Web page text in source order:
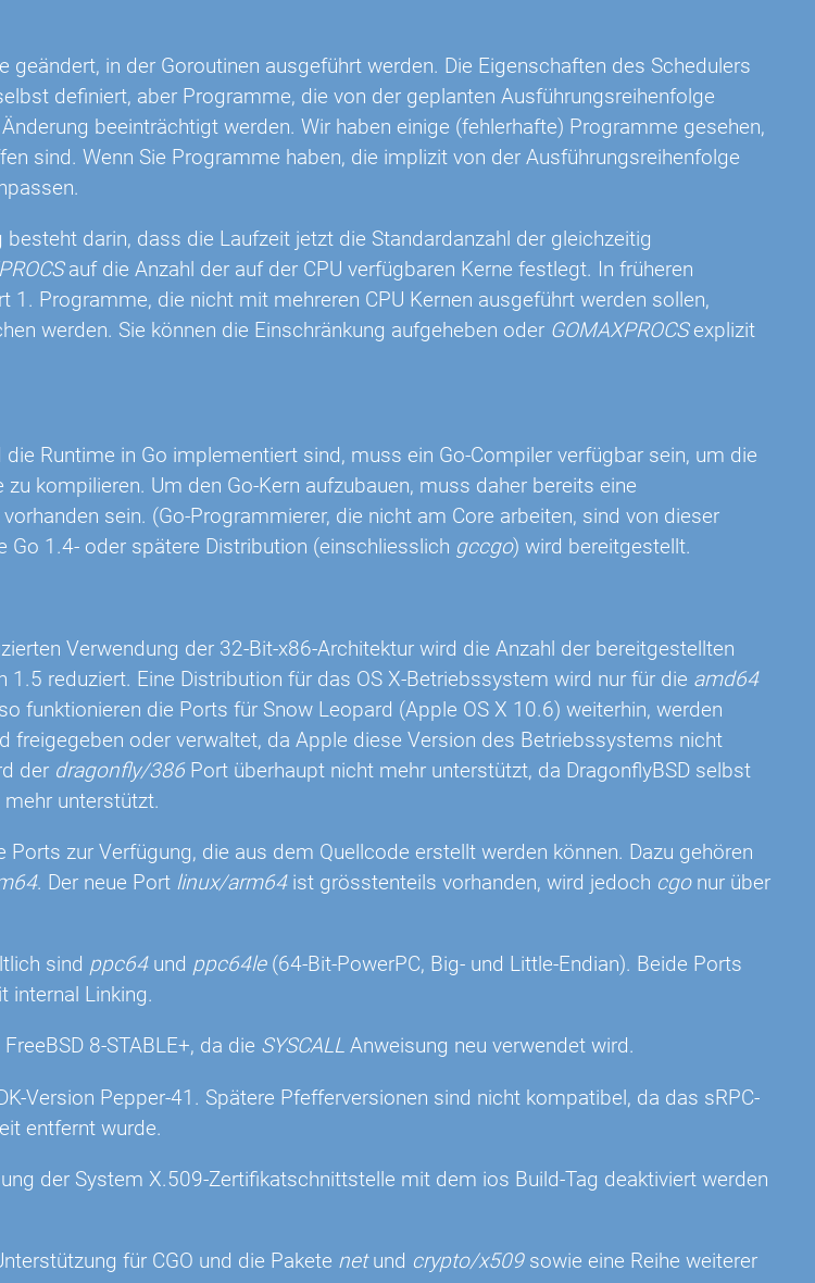
geändert, in der Goroutinen ausgeführt werden. Die Eigenschaften des Schedulers
definiert, aber Programme, die von der geplanten Ausführungsreihenfolge
beeinträchtigt werden. Wir haben einige (fehlerhafte) Programme gesehen,
sind. Wenn Sie Programme haben, die implizit von der Ausführungsreihenfolge
darin, dass die Laufzeit jetzt die Standardanzahl der gleichzeitig
auf die Anzahl der auf der CPU verfügbaren Kerne festlegt. In früheren
1. Programme, die nicht mit mehreren CPU Kernen ausgeführt werden sollen,
werden. Sie können die Einschränkung aufgeheben oder GOMAXPROCSexplizit
Runtime in Go implementiert sind, muss ein Go-Compiler verfügbar sein, um die
kompilieren. Um den Go-Kern aufzubauen, muss daher bereits eine
sein. (Go-Programmierer, die nicht am Core arbeiten, sind von dieser
Go 1.4- oder spätere Distribution (einschliesslich gccgo) wird bereitgestellt.
Verwendung der 32-Bit-x86-Architektur wird die Anzahl der bereitgestellten
1.5 reduziert. Eine Distribution für das OS X-Betriebssystem wird nur für die amd64
funktionieren die Ports für Snow Leopard (Apple OS X 10.6) weiterhin, werden
freigegeben oder verwaltet, da Apple diese Version des Betriebssystems nicht
der dragonfly/386Port überhaupt nicht mehr unterstützt, da DragonflyBSD selbst
unterstützt.
Ports zur Verfügung, die aus dem Quellcode erstellt werden können. Dazu gehören
. Der neue Port linux/arm64ist grösstenteils vorhanden, wird jedoch cgonur über
sind ppc64und ppc64le(64-Bit-PowerPC, Big- und Little-Endian). Beide Ports
internal Linking.
8-STABLE+, da die SYSCALL Anweisung neu verwendet wird.
Version Pepper-41. Spätere Pfefferversionen sind nicht kompatibel, da das sRPC-
entfernt wurde.
der System X.509-Zertifikatschnittstelle mit dem ios Build-Tag deaktiviert werden
für CGO und die Pakete netund crypto/x509sowie eine Reihe weiterer